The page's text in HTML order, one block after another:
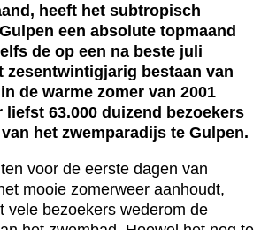
heeft het subtropisch
een absolute topmaand
de op een na beste juli
zesentwintigjarig bestaan van
de warme zomer van 2001
liefst 63.000 duizend bezoekers
het zwemparadijs te Gulpen.
voor de eerste dagen van
mooie zomerweer aanhoudt,
vele bezoekers wederom de